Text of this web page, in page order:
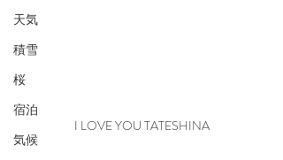
天気
積雪
桜
宿泊
気候
I LOVE YOU TATESHINA